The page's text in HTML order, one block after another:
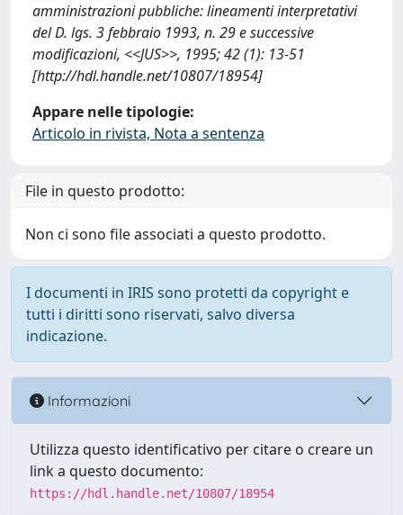
amministrazioni pubbliche: lineamenti interpretativi
del D. lgs. 3 febbraio 1993, n. 29 e successive
modificazioni, <<JUS>>, 1995; 42 (1): 13-51
[http://hdl.handle.net/10807/18954]
Appare nelle tipologie:
Articolo in rivista, Nota a sentenza
File in questo prodotto:
Non ci sono file associati a questo prodotto.
I documenti in IRIS sono protetti da copyright e
tutti i diritti sono riservati, salvo diversa
indicazione.
Informazioni
Utilizza questo identificativo per citare o creare un
link a questo documento:
https://hdl.handle.net/10807/18954